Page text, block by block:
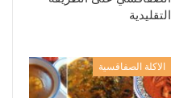
التقليدية
الاكلة الصفاقسية